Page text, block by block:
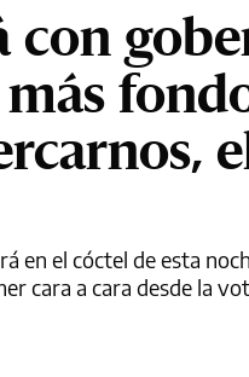
con
en el cóctel de esta
cara a cara desde la